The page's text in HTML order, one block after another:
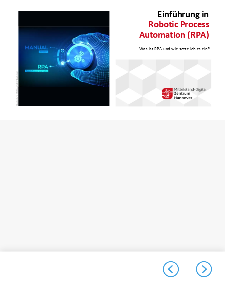
Einführung in
Robotic Process
Automation (RPA)
Quelle: Iurii Motov/shutterstock.com
Was ist RPA und wie setze ich es ein?